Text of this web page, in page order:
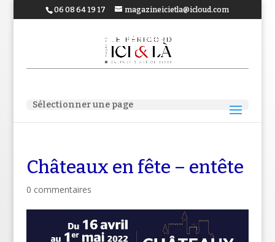
06 08 64 19 17 magazineicietla@icloud.com
Sélectionner une page
Châteaux en fête – entête
0 commentaires